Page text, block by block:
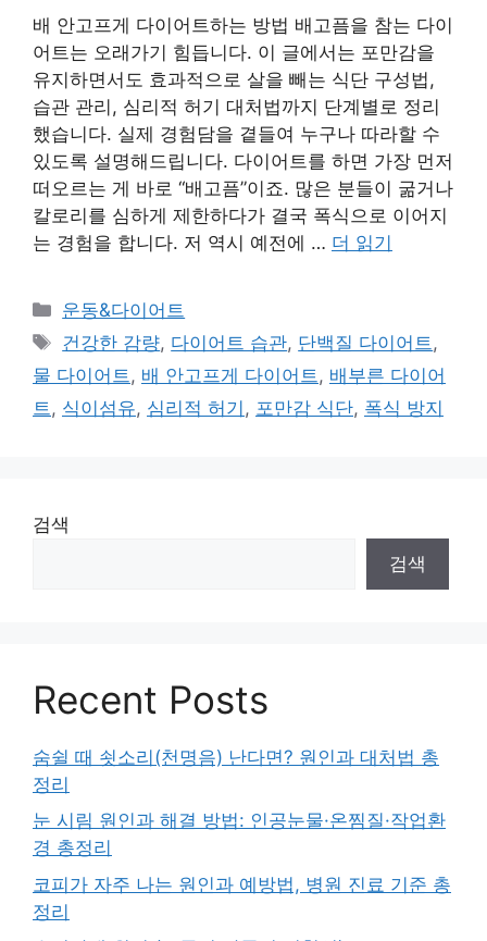
배 안고프게 다이어트하는 방법 배고픔을 참는 다이
어트는 오래가기 힘듭니다. 이 글에서는 포만감을
유지하면서도 효과적으로 살을 빼는 식단 구성법,
습관 관리, 심리적 허기 대처법까지 단계별로 정리
했습니다. 실제 경험담을 곁들여 누구나 따라할 수
있도록 설명해드립니다. 다이어트를 하면 가장 먼저
떠오르는 게 바로 “배고픔”이죠. 많은 분들이 굶거나
칼로리를 심하게 제한하다가 결국 폭식으로 이어지
는 경험을 합니다. 저 역시 예전에 … 더 읽기
카
테
리
운동&다이어트
태
그
건강한 감량, 다이어트 습관, 단백질 다이어트 ,
물 다이어트 , 배 안고프게 다이어트 , 배부른 다이어
트 , 식이섬유, 심리적 허기 , 포만감 식단, 폭식 방지
검색
검색
Recent Posts
숨쉴 때 쇳소리(천명음) 난다면? 원인과 대처법 총
정리
눈 시림 원인과 해결 방법: 인공눈물·온찜질·작업환
경 총정리
코피가 자주 나는 원인과 예방법, 병원 진료 기준 총
정리